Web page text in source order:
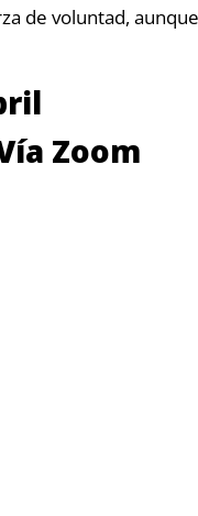
de voluntad,
Zoom